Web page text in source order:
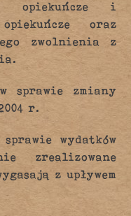
opiekuńcze i
oraz
zwolnienia z
zmiany
r.
wydatków
zrealizowane
z upływem